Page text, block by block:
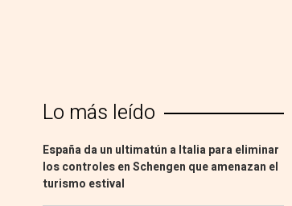
Lo más leído
España da un ultimatún a Italia para eliminar
los controles en Schengen que amenazan el
turismo estival